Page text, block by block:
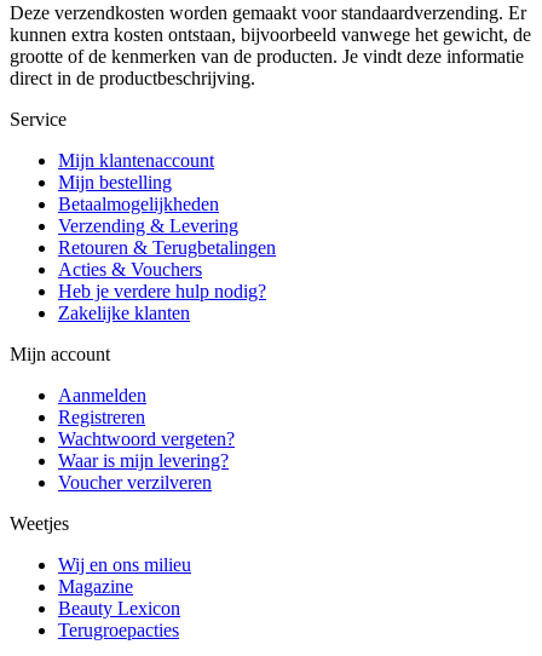
Deze verzendkosten worden gemaakt voor standaardverzending. Er
kunnen extra kosten ontstaan, bijvoorbeeld vanwege het gewicht, de
grootte of de kenmerken van de producten. Je vindt deze informatie
direct in de productbeschrijving.
Service
Mijn klantenaccount
Mijn bestelling
Betaalmogelijkheden
Verzending & Levering
Retouren & Terugbetalingen
Acties & Vouchers
Heb je verdere hulp nodig?
Zakelijke klanten
Mijn account
Aanmelden
Registreren
Wachtwoord vergeten?
Waar is mijn levering?
Voucher verzilveren
Weetjes
Wij en ons milieu
Magazine
Beauty Lexicon
Terugroepacties